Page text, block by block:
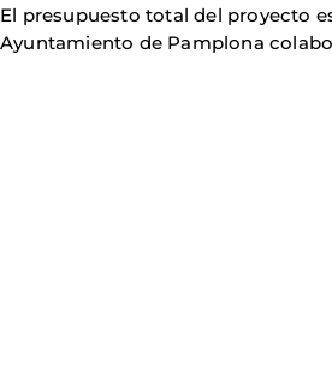
El presupuesto total del proyecto es
Ayuntamiento de Pamplona